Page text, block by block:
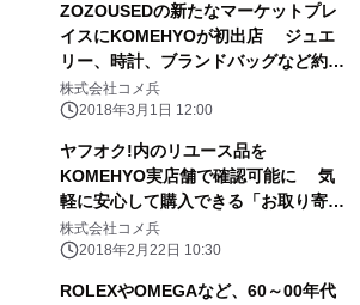
ZOZOUSEDの新たなマーケットプレ
イスにKOMEHYOが初出店 ジュエ
リー、時計、ブランドバッグなど約2
万点を販売
株式会社コメ兵
2018年3月1日 12:00
ヤフオク!内のリユース品を
KOMEHYO実店舗で確認可能に 気
軽に安心して購入できる「お取り寄せ
サービス」開始
株式会社コメ兵
2018年2月22日 10:30
ROLEXやOMEGAなど、60～00年代